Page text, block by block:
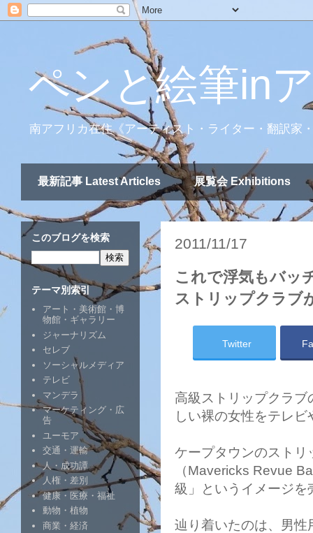
ペンと絵筆in
南アフリカ在住《アーティスト・ライター・翻訳家
最新記事 Latest Articles 展覧会 Exhibitions
2011/11/17
これで浮気もバッ
ストリップクラブ
Twitter
高級ストリップクラ
しい裸の女性をテレ
ケープタウンのストリ
（Mavericks Revue
級」というイメージを
辿り着いたのは、男性
このブログを検索
テーマ別索引
アート・美術館・博
物館・ギャラリー
ジャーナリズム
セレブ
ソーシャルメディア
テレビ
マンデラ
マーケティング・広
告
ユーモア
交通・運輸
人・成功譚
人権・差別
健康・医療・福祉
動物・植物
商業・経済